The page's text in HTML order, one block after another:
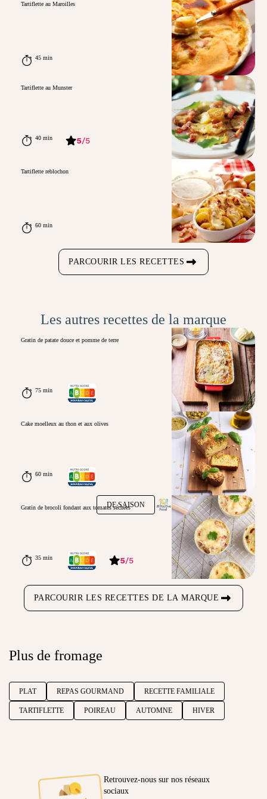
Tartiflette au Maroilles
45 min
Tartiflette au Munster
40 min 5/5
Tartiflette reblochon
60 min
PARCOURIR LES RECETTES
Les autres recettes de la marque
Gratin de patate douce et pomme de terre
75 min
Cake moelleux au thon et aux olives
60 min
DE SAISON
Gratin de brocoli fondant aux tomates séchées
35 min 5/5
PARCOURIR LES RECETTES DE LA MARQUE
Plus de fromage
PLAT REPAS GOURMAND RECETTE FAMILIALE
TARTIFLETTE POIREAU AUTOMNE HIVER
Retrouvez-nous sur nos réseaux
sociaux